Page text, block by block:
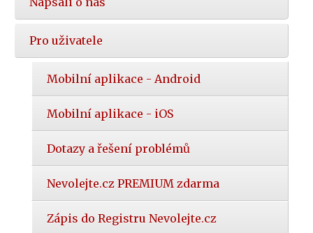
Pro uživatele
Mobilní aplikace - Android
Mobilní aplikace - iOS
Dotazy a řešení problémů
Nevolejte.cz PREMIUM zdarma
Zápis do Registru Nevolejte.cz